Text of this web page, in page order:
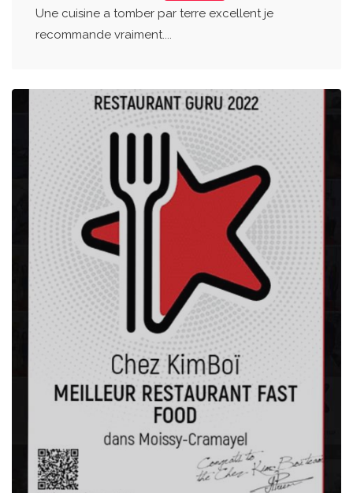
Une cuisine a tomber par terre excellent je
recommande vraiment....